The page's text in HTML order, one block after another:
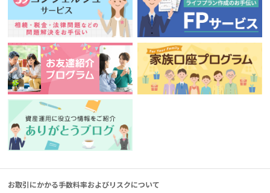
お取引にかかる手数料率およびリスクについて